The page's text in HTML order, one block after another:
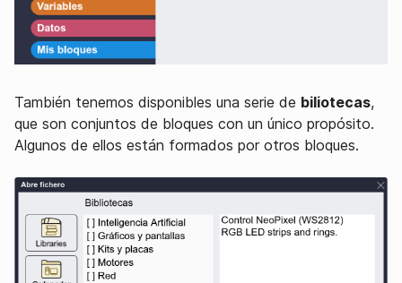
También tenemos disponibles una serie de biliotecas,
que son conjuntos de bloques con un único propósito.
Algunos de ellos están formados por otros bloques.